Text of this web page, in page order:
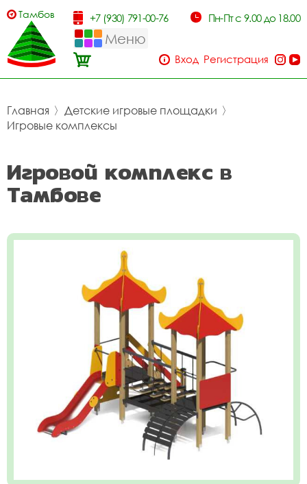
Тамбов +7 (930) 791-00-76 Пн-Пт с 9.00 до 18.00
Меню
Вход Регистрация
Главная 〉 Детские игровые площадки 〉
Игровые комплексы
Игровой комплекс в
Тамбове